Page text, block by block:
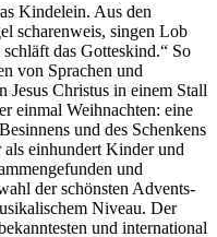
Kindelein. Aus den
scharenweis, singen Lob
das Gotteskind.“ So
von Sprachen und
Jesus Christus in einem Stall
einmal Weihnachten: eine
und des Schenkens
einhundert Kinder und
und
der schönsten Advents-
Niveau. Der
und international